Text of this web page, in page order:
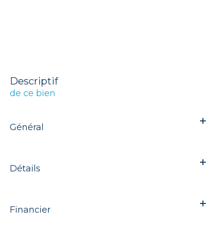
descriptif
de ce bien
Général
Détails
Financier